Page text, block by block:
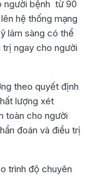
người bệnh từ 90
hệ thống mạng
lâm sàng có thể
ngay cho người
theo quyết định
lượng xét
toàn cho người
đoán và điều trị
trình độ chuyên